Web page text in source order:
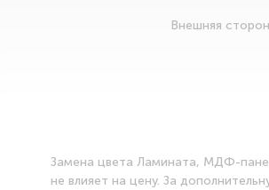
Внешняя
Замена цвета Ламината, МДФ-
не влияет на цену. За